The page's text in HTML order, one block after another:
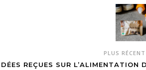
PLUS
REÇUES SUR L’ALIMENTATION